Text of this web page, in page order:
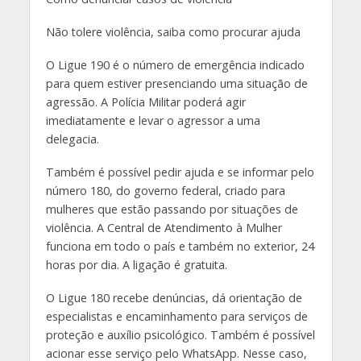
Não tolere violência, saiba como procurar ajuda
O Ligue 190 é o número de emergência indicado
para quem estiver presenciando uma situação de
agressão. A Polícia Militar poderá agir
imediatamente e levar o agressor a uma
delegacia.
Também é possível pedir ajuda e se informar pelo
número 180, do governo federal, criado para
mulheres que estão passando por situações de
violência. A Central de Atendimento à Mulher
funciona em todo o país e também no exterior, 24
horas por dia. A ligação é gratuita.
O Ligue 180 recebe denúncias, dá orientação de
especialistas e encaminhamento para serviços de
proteção e auxílio psicológico. Também é possível
acionar esse serviço pelo WhatsApp. Nesse caso,